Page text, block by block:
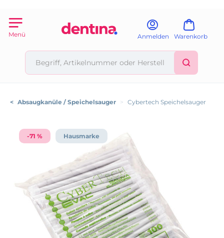
Menü Anmelden Warenkorb
< Absaugkanüle / Speichelsauger > Cybertech Speichelsauger
-71 % Hausmarke